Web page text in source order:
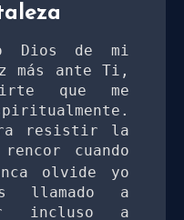
Dios de mi
más ante Ti,
que me
cuando
olvide yo
llamado a
incluso a